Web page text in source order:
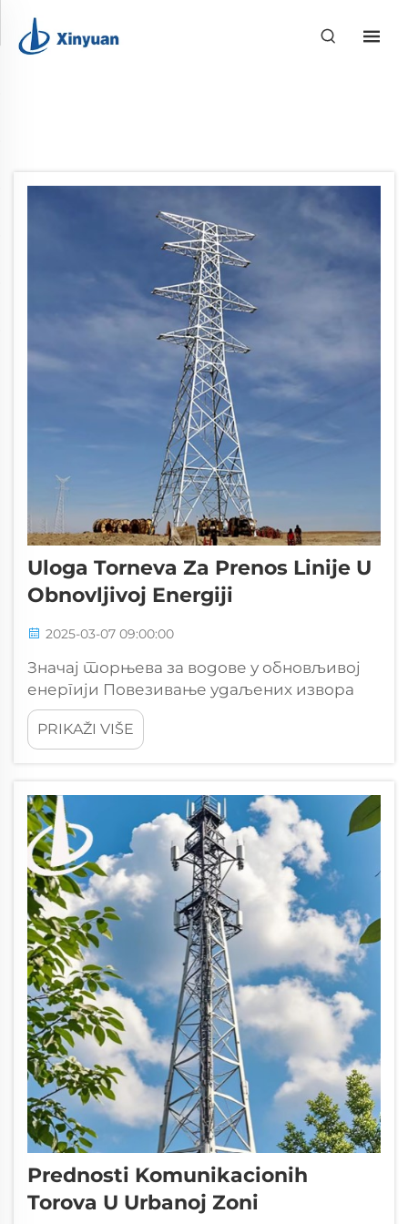
Uloga Torneva Za Prenos Linije U
Obnovljivoj Energiji
2025-03-07 09:00:00
Значај торњева за водове у обновљивој
енергији Повезивање удаљених извора
обновљиве енергије Торњеви играју
кључну улогу у повезивању удаљених
локација обновљиве енергије, као што су
главном електричном мрежом...
PRIKAŽI VIŠE
Prednosti Komunikacionih
Torova U Urbanoj Zoni